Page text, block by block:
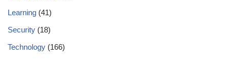
Learning (41)
Security (18)
Technology (166)